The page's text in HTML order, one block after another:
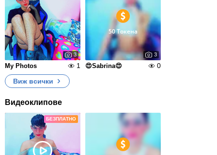
3
My Photos 1
50 Токена
3
😍Sabrina😍
0
Виж всички
Видеоклипове
БЕЗПЛАТНО